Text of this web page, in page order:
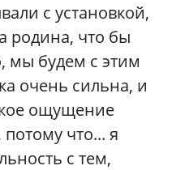
с установкой,
родина, что бы
мы будем с этим
очень сильна, и
ощущение
что... я
с тем,